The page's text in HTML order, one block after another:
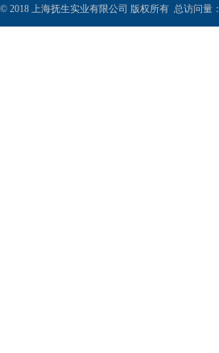
© 2018 上海抚生实业有限公司 版权所有 总访问量：